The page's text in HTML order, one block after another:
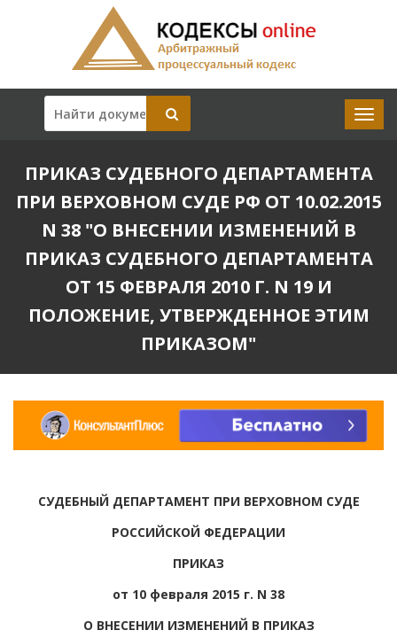
ПРИКАЗ СУДЕБНОГО ДЕПАРТАМЕНТА
ПРИ ВЕРХОВНОМ СУДЕ РФ ОТ 10.02.2015
N 38 "О ВНЕСЕНИИ ИЗМЕНЕНИЙ В
ПРИКАЗ СУДЕБНОГО ДЕПАРТАМЕНТА
ОТ 15 ФЕВРАЛЯ 2010 Г. N 19 И
ПОЛОЖЕНИЕ, УТВЕРЖДЕННОЕ ЭТИМ
ПРИКАЗОМ"
СУДЕБНЫЙ ДЕПАРТАМЕНТ ПРИ ВЕРХОВНОМ СУДЕ
РОССИЙСКОЙ ФЕДЕРАЦИИ
ПРИКАЗ
от 10 февраля 2015 г. N 38
О ВНЕСЕНИИ ИЗМЕНЕНИЙ В ПРИКАЗ